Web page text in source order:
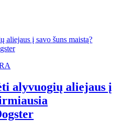
alyvuogių aliejaus į